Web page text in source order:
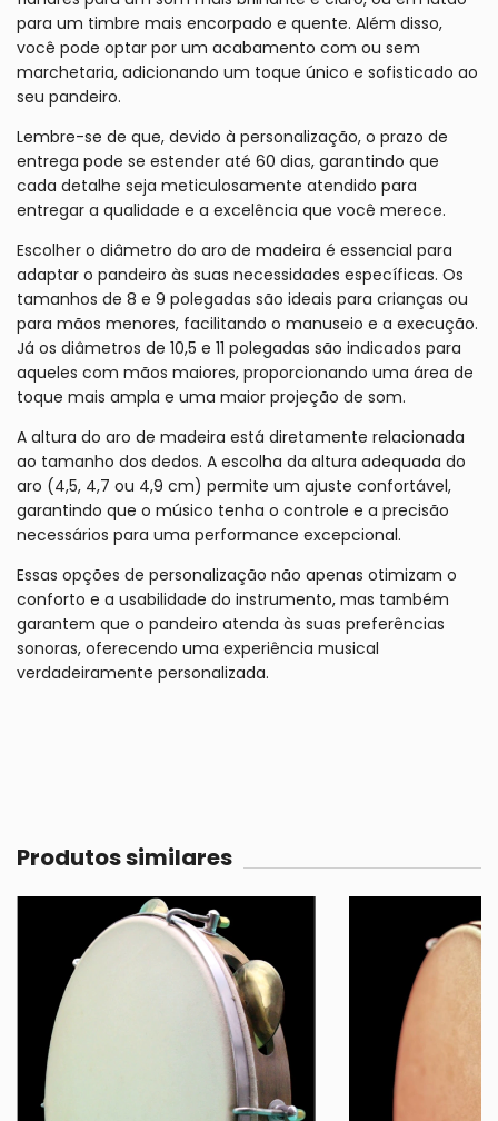
para um timbre mais encorpado e quente. Além disso,
você pode optar por um acabamento com ou sem
marchetaria, adicionando um toque único e sofisticado ao
seu pandeiro.
Lembre-se de que, devido à personalização, o prazo de
entrega pode se estender até 60 dias, garantindo que
cada detalhe seja meticulosamente atendido para
entregar a qualidade e a excelência que você merece.
Escolher o diâmetro do aro de madeira é essencial para
adaptar o pandeiro às suas necessidades específicas. Os
tamanhos de 8 e 9 polegadas são ideais para crianças ou
para mãos menores, facilitando o manuseio e a execução.
Já os diâmetros de 10,5 e 11 polegadas são indicados para
aqueles com mãos maiores, proporcionando uma área de
toque mais ampla e uma maior projeção de som.
A altura do aro de madeira está diretamente relacionada
ao tamanho dos dedos. A escolha da altura adequada do
aro (4,5, 4,7 ou 4,9 cm) permite um ajuste confortável,
garantindo que o músico tenha o controle e a precisão
necessários para uma performance excepcional.
Essas opções de personalização não apenas otimizam o
conforto e a usabilidade do instrumento, mas também
garantem que o pandeiro atenda às suas preferências
sonoras, oferecendo uma experiência musical
verdadeiramente personalizada.
Produtos similares